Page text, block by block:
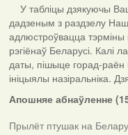
У табліцы дзякуючы
дадзеным з раздзелу
адлюстроўвацца
рэгіёнаў Беларусі. Калі
даты, пішыце горад-раён
ініцыялы назіральніка.
Апошняе абнаўленне
Прылёт птушак на